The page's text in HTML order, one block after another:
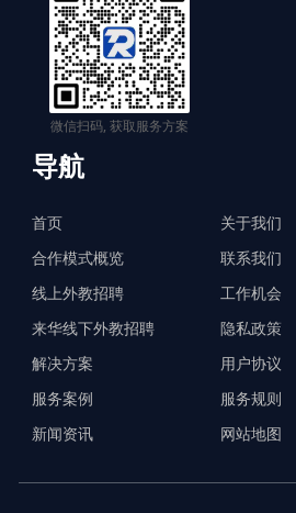
微信扫码, 获取服务方案
导航
首页
合作模式概览
线上外教招聘
来华线下外教招聘
解决方案
服务案例
新闻资讯
关于我们
联系我们
工作机会
隐私政策
用户协议
服务规则
网站地图